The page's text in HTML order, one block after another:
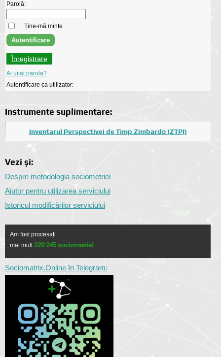
Parolă:
Ține-mă minte
Înregistrare
Ai uitat parola?
Autentificare ca utilizator:
Instrumente suplimentare:
Inventarul Perspectivei de Timp Zimbardo (ZTPI)
Vezi și:
Despre metodologia sociometriei
Ajutor pentru utilizarea serviciului
Istoricul modificărilor serviciului
Am fost procesați
mai mult229 245 sociometrie!
Sociomatrix.Online în Telegram: